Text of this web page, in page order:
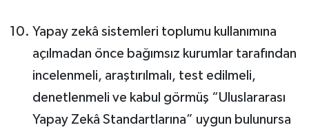
Yapay zekâ sistemleri toplumu kullanımına
açılmadan önce bağımsız kurumlar tarafından
incelenmeli, araştırılmalı, test edilmeli,
denetlenmeli ve kabul görmüş “Uluslararası
Yapay Zekâ Standartlarına” uygun bulunursa